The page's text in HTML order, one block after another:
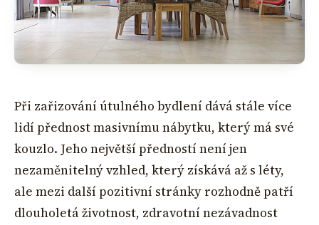
Při zařizování útulného bydlení dává stále více
lidí přednost masivnímu nábytku, který má své
kouzlo. Jeho největší předností není jen
nezaměnitelný vzhled, který získává až s léty,
ale mezi další pozitivní stránky rozhodně patří
dlouholetá životnost, zdravotní nezávadnost